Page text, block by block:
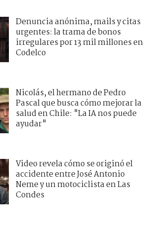
Denuncia anónima, mails y citas
urgentes: la trama de bonos
irregulares por 13 mil millones en
Codelco
Nicolás, el hermano de Pedro
Pascal que busca cómo mejorar la
salud en Chile: "La IA nos puede
ayudar"
Video revela cómo se originó el
accidente entre José Antonio
Neme y un motociclista en Las
Condes